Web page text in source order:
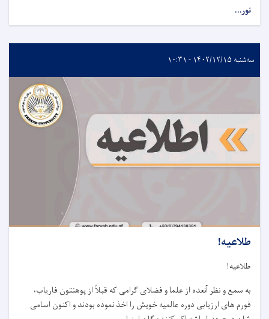
نور...
سه‌شنبه ۱۴۰۲/۱۲/۱۵ - ۱۰:۳۱
طلاعیه!
طلاعیه!
به سمع و نظر آنعده از علما و فضلای گرامی که قبلاً از پوهنتون فاریاب،
فورم های ارزیابی دوره عالمیه خویش را اخذ نموده بودند و اکنون اسامی